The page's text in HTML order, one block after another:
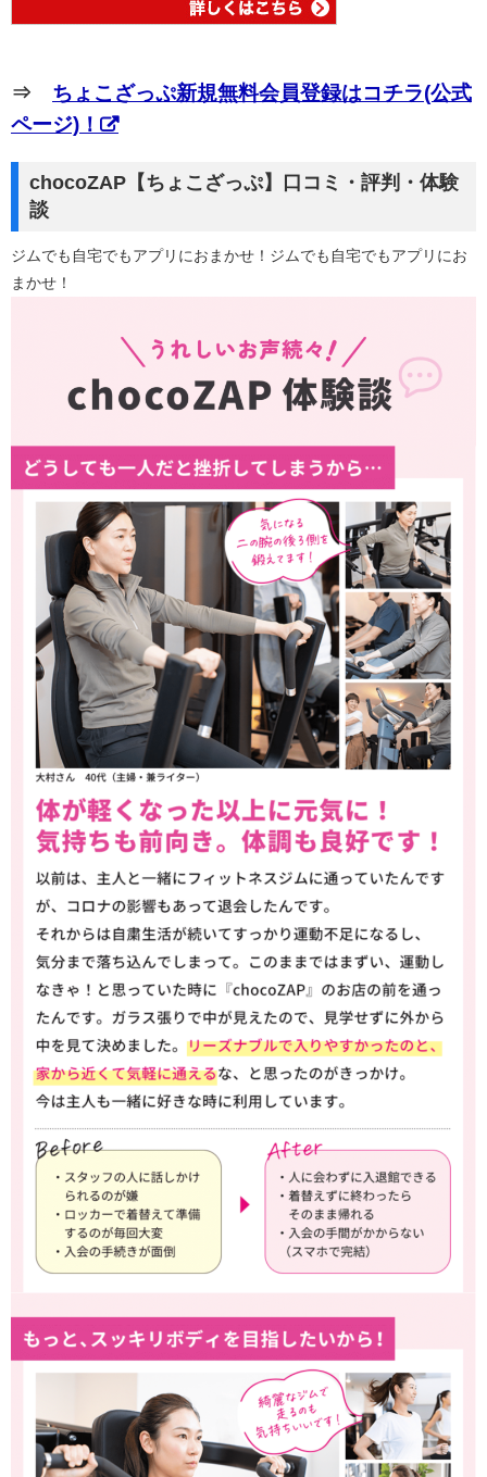
⇒ ちょこざっぷ新規無料会員登録はコチラ(公式
ページ)！
chocoZAP【ちょこざっぷ】口コミ・評判・体験
談
ジムでも自宅でもアプリにおまかせ！ジムでも自宅でもアプリにお
まかせ！